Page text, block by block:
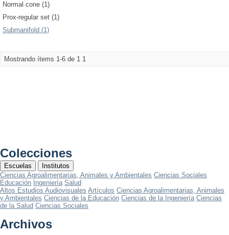
Normal cone (1)
Prox-regular set (1)
Submanifold (1)
Mostrando ítems 1-6 de 1 1
Colecciones
Escuelas
Institutos
Ciencias Agroalimentarias, Animales y Ambientales Ciencias Sociales
Educación Ingeniería Salud
Altos Estudios Audiovisuales Artículos Ciencias Agroalimentarias, Animales
y Ambientales Ciencias de la Educación Ciencias de la Ingeniería Ciencias
de la Salud Ciencias Sociales
Archivos